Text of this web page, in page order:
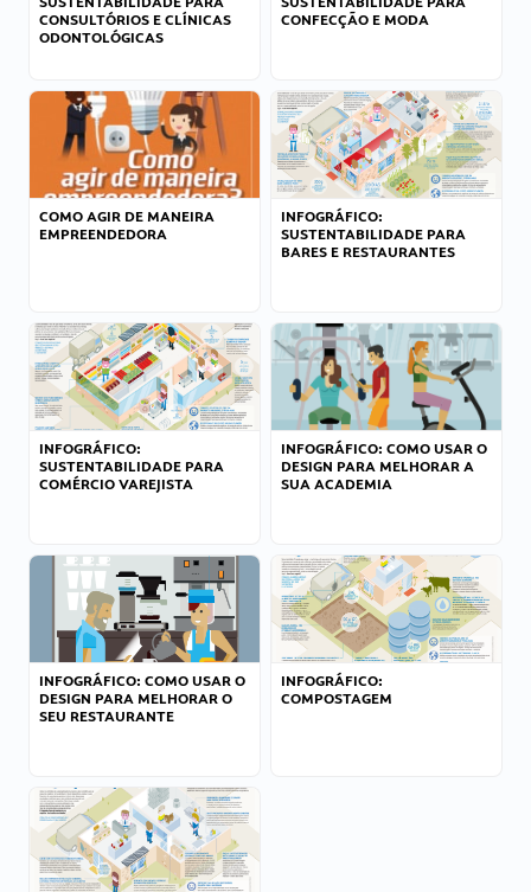
CONSULTÓRIOS E CLÍNICAS
ODONTOLÓGICAS
CONFECÇÃO E MODA
COMO AGIR DE MANEIRA
EMPREENDEDORA
INFOGRÁFICO:
SUSTENTABILIDADE PARA
BARES E RESTAURANTES
INFOGRÁFICO:
SUSTENTABILIDADE PARA
COMÉRCIO VAREJISTA
INFOGRÁFICO: COMO USAR O
DESIGN PARA MELHORAR A
SUA ACADEMIA
INFOGRÁFICO: COMO USAR O
DESIGN PARA MELHORAR O
SEU RESTAURANTE
INFOGRÁFICO:
COMPOSTAGEM